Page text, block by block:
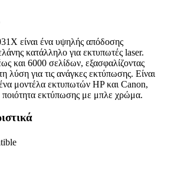
είναι ένα υψηλής απόδοσης
κατάλληλο για εκτυπωτές laser.
και 6000 σελίδων, εξασφαλίζοντας
λύση για τις ανάγκες εκτύπωσης. Είναι
μοντέλα εκτυπωτών HP και Canon,
εκτύπωσης με μπλε χρώμα.